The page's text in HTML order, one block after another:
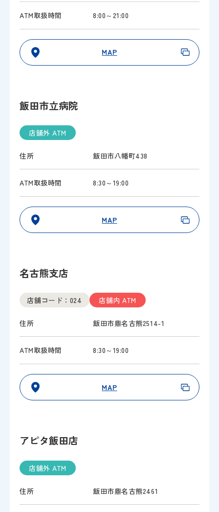
ATM取扱時間 8:00～21:00
MAP
飯田市立病院
店舗外 ATM
住所 飯田市八幡町438
ATM取扱時間 8:30～19:00
MAP
名古熊支店
店舗コード：024 店舗内 ATM
住所 飯田市鼎名古熊2514-1
ATM取扱時間 8:30～19:00
MAP
アピタ飯田店
店舗外 ATM
住所 飯田市鼎名古熊2461